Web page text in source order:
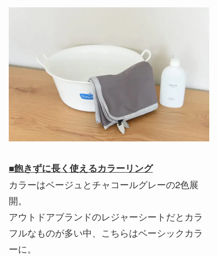
■飽きずに長く使えるカラーリング
カラーはベージュとチャコールグレーの2色展
開。
アウトドアブランドのレジャーシートだとカラ
フルなものが多い中、こちらはベーシックカラ
ーに。